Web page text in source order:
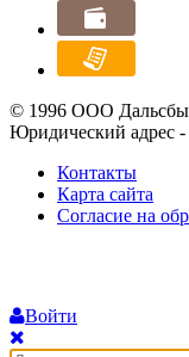
© 1996 ООО
Юридический адрес -
Контакты
Карта сайта
Согласие на
Войти